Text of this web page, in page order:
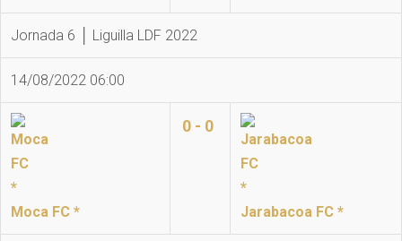
Jornada 6 │ Liguilla LDF 2022
14/08/2022 06:00
Moca FC *
0 - 0
Jarabacoa FC *